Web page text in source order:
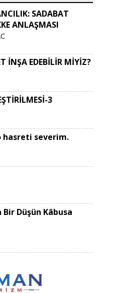
SADABAT
ANLAŞMASI
İNŞA EDEBİLİR MİYİZ?
3
hasreti severim.
Bir Düşün Kâbusa